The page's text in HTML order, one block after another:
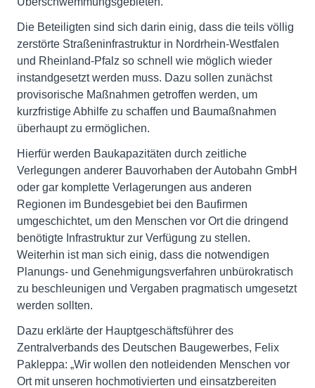
Die Beteiligten sind sich darin einig, dass die teils völlig
zerstörte Straßeninfrastruktur in Nordrhein-Westfalen
und Rheinland-Pfalz so schnell wie möglich wieder
instandgesetzt werden muss. Dazu sollen zunächst
provisorische Maßnahmen getroffen werden, um
kurzfristige Abhilfe zu schaffen und Baumaßnahmen
überhaupt zu ermöglichen.
Hierfür werden Baukapazitäten durch zeitliche
Verlegungen anderer Bauvorhaben der Autobahn GmbH
oder gar komplette Verlagerungen aus anderen
Regionen im Bundesgebiet bei den Baufirmen
umgeschichtet, um den Menschen vor Ort die dringend
benötigte Infrastruktur zur Verfügung zu stellen.
Weiterhin ist man sich einig, dass die notwendigen
Planungs- und Genehmigungsverfahren unbürokratisch
zu beschleunigen und Vergaben pragmatisch umgesetzt
werden sollten.
Dazu erklärte der Hauptgeschäftsführer des
Zentralverbands des Deutschen Baugewerbes, Felix
Pakleppa: „Wir wollen den notleidenden Menschen vor
Ort mit unseren hochmotivierten und einsatzbereiten